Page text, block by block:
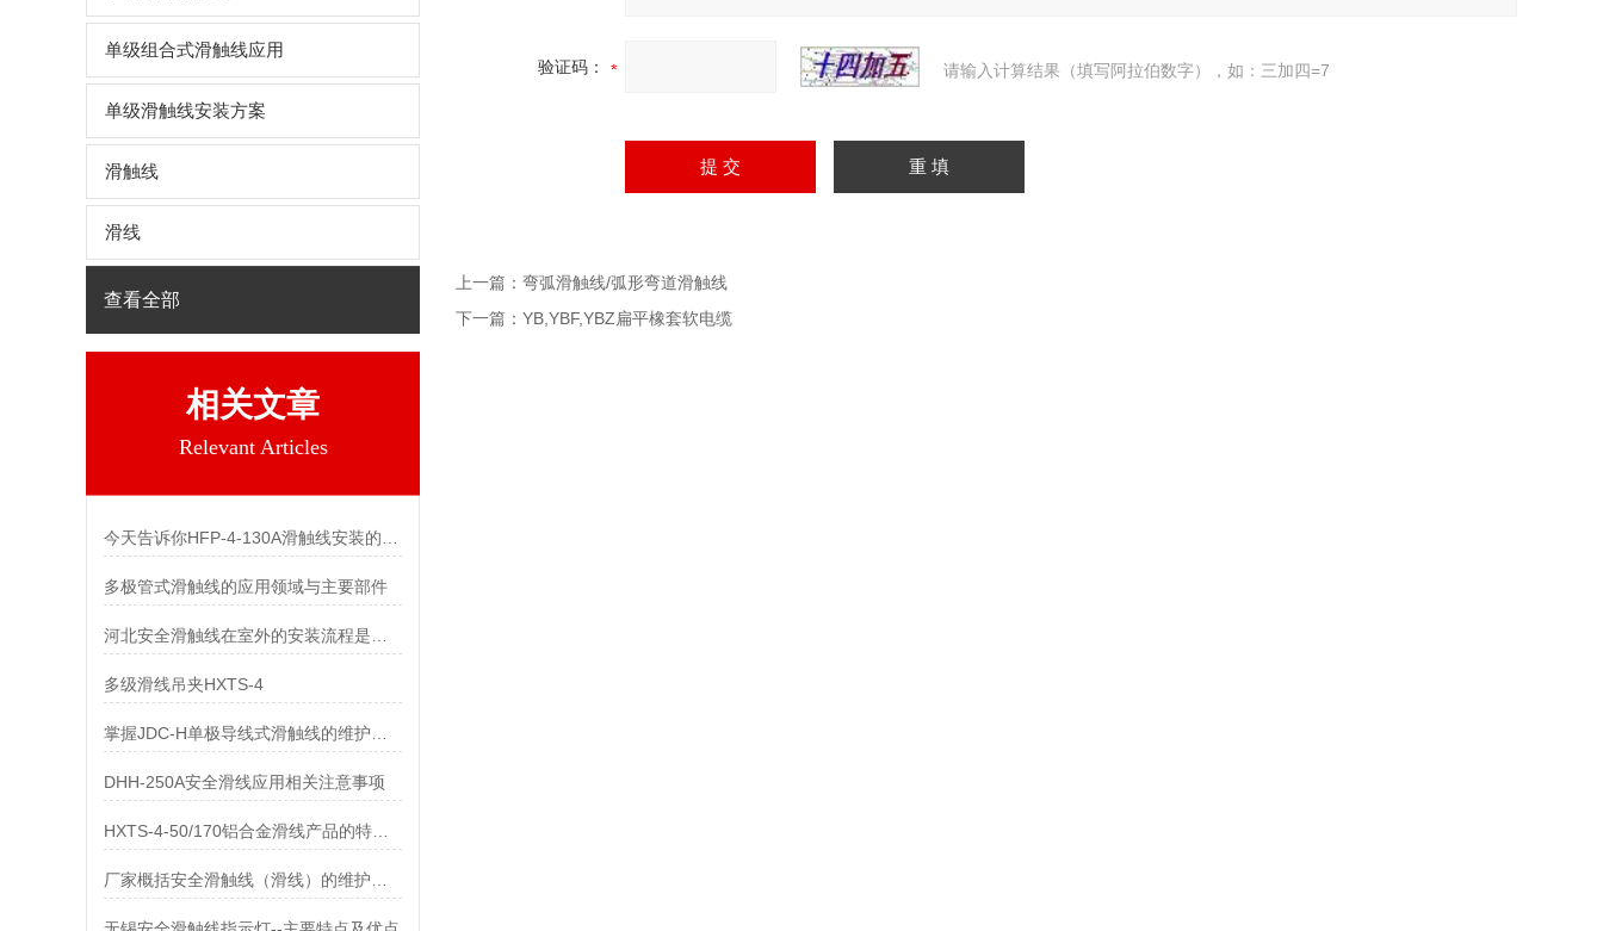
单级组合式滑触线应用
单级滑触线安装方案
滑触线
滑线
查看全部
相关文章
Relevant Articles
多极管式滑触线的应用领域与主要部件
多级滑线吊夹HXTS-4
DHH-250A安全滑线应用相关注意事项
HXTS-4-50/170铝合金滑线产品的特点及用途
验证码： 请输入计算结果（填写阿拉伯数字），如：三加四=7
上一篇： 弯弧滑触线/弧形弯道滑触线
下一篇： YB,YBF,YBZ扁平橡套软电缆